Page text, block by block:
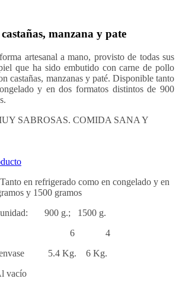
manzana y pate
artesanal a mano, provisto de todas sus
que ha sido embutido con carne de pollo
castañas, manzanas y paté. Disponible tanto
y en dos formatos distintos de 900
SABROSAS. COMIDA SANA Y
Tanto en refrigerado como en congelado y en
y 1500 gramos
unidad: 900 g.; 1500 g.
envase: 6 4
envase 5.4 Kg. 6 Kg.
vacío